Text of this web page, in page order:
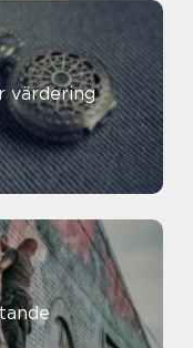
värdering